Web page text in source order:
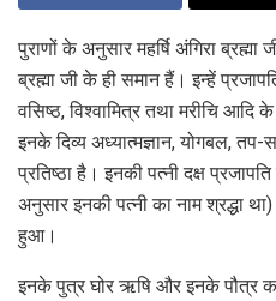
पुराणों के अनुसार महर्षि अंगिरा
ब्रह्मा जी के ही समान हैं। इन्हें
वसिष्ठ, विश्वामित्र तथा मरीचि
इनके दिव्य अध्यात्मज्ञान, योगबल, तप-
प्रतिष्ठा है। इनकी पत्नी दक्ष
अनुसार इनकी पत्नी का नाम श्रद्धा
हुआ।
इनके पुत्र घोर ऋषि और इनके पौत्र